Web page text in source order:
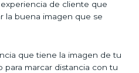
de cliente que
la buena imagen que se
que tiene la imagen de tu
para marcar distancia con tu